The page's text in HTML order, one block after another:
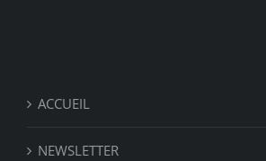
ACCUEIL
NEWSLETTER